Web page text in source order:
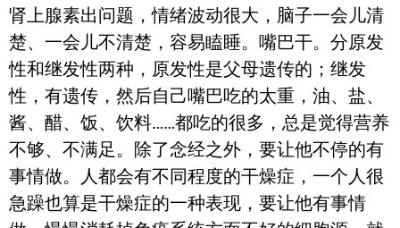
肾上腺素出问题，情绪波动很大，脑子一会儿清
楚、一会儿不清楚，容易瞌睡。嘴巴干。分原发
性和继发性两种，原发性是父母遗传的；继发
性，有遗传，然后自己嘴巴吃的太重，油、盐、
酱、醋、饭、饮料……都吃的很多，总是觉得营养
不够、不满足。除了念经之外，要让他不停的有
事情做。人都会有不同程度的干燥症，一个人很
急躁也算是干燥症的一种表现，要让他有事情